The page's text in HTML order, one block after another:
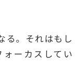
る。それはもし
ーカスしてい